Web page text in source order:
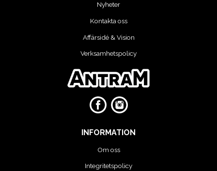
Nyheter
Kontakta oss
Affärsidé & Vision
Verksamhetspolicy
INFORMATION
Om oss
Integritetspolicy